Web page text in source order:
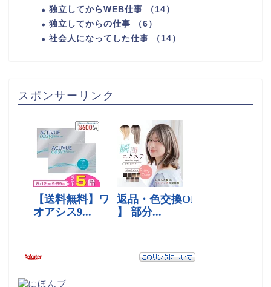
独立してからWEB仕事 （14）
独立してからの仕事 （6）
社会人になってした仕事 （14）
スポンサーリンク